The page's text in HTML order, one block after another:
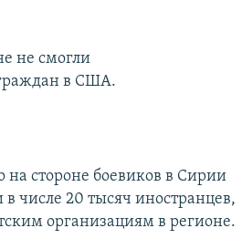
не смогли
в США.
стороне боевиков в Сирии
числе 20 тысяч иностранцев,
организациям в регионе.